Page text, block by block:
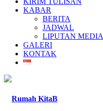
KABAR
BERITA
JADWAL
LIPUTAN MEDIA
GALERI
KONTAK